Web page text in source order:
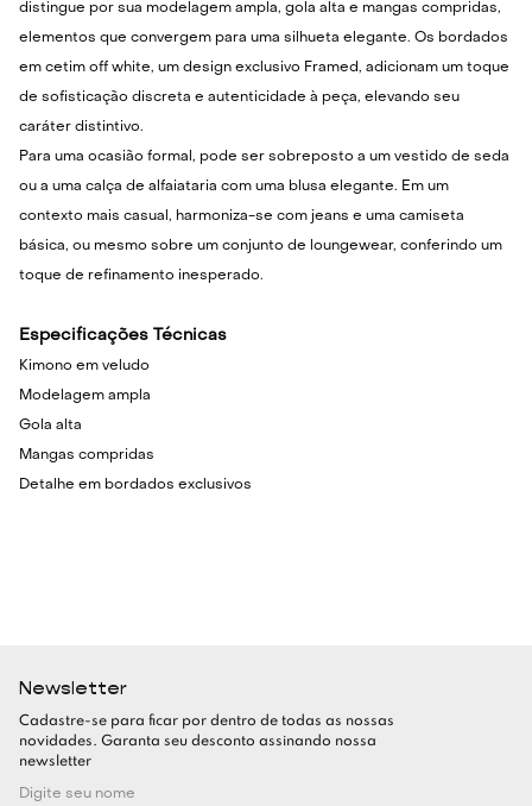
distingue por sua modelagem ampla, gola alta e mangas compridas,
elementos que convergem para uma silhueta elegante. Os bordados
em cetim off white, um design exclusivo Framed, adicionam um toque
de sofisticação discreta e autenticidade à peça, elevando seu
caráter distintivo.
Para uma ocasião formal, pode ser sobreposto a um vestido de seda
ou a uma calça de alfaiataria com uma blusa elegante. Em um
contexto mais casual, harmoniza-se com jeans e uma camiseta
básica, ou mesmo sobre um conjunto de loungewear, conferindo um
toque de refinamento inesperado.
Especificações Técnicas
Kimono em veludo
Modelagem ampla
Gola alta
Mangas compridas
Detalhe em bordados exclusivos
Newsletter
Cadastre-se para ficar por dentro de todas as nossas
novidades. Garanta seu desconto assinando nossa
newsletter